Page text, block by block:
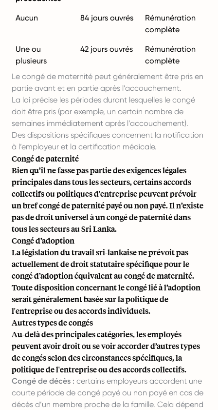
Aucun 84 jours ouvrés
Rémunération
complète
Une ou
plusieurs
42 jours ouvrés
Rémunération
complète
Le congé de maternité peut généralement être pris en
partie avant et en partie après l’accouchement.
La loi précise les périodes durant lesquelles le congé
doit être pris (par exemple, un certain nombre de
semaines immédiatement après l’accouchement).
Des dispositions spécifiques concernent la notification
à l’employeur et la certification médicale.
Congé de paternité
Bien qu’il ne fasse pas partie des exigences légales
principales dans tous les secteurs, certains accords
collectifs ou politiques d'entreprise peuvent prévoir
un bref congé de paternité payé ou non payé. Il n’existe
pas de droit universel à un congé de paternité dans
tous les secteurs au Sri Lanka.
Congé d’adoption
La législation du travail sri-lankaise ne prévoit pas
actuellement de droit statutaire spécifique pour le
congé d’adoption équivalent au congé de maternité.
Toute disposition concernant le congé lié à l’adoption
serait généralement basée sur la politique de
l'entreprise ou des accords individuels.
Autres types de congés
Au-delà des principales catégories, les employés
peuvent avoir droit ou se voir accorder d’autres types
de congés selon des circonstances spécifiques, la
politique de l'entreprise ou des accords collectifs.
Congé de décès : certains employeurs accordent une
courte période de congé payé ou non payé en cas de
décès d’un membre proche de la famille. Cela dépend